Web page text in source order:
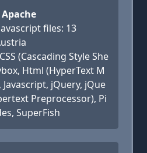
files: 13
(Cascading Style She
Html (HyperText M
jQuery, jQue
Preprocessor), Pi
SuperFish